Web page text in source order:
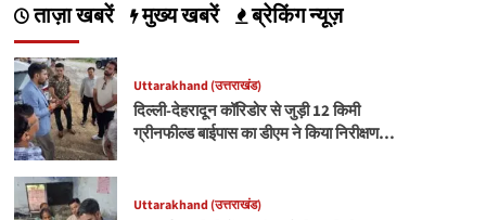
ताज़ा खबरें मुख्य खबरें ब्रेकिंग न्यूज़
Uttarakhand (उत्तराखंड)
दिल्ली-देहरादून कॉरिडोर से जुड़ी 12 किमी
ग्रीनफील्ड बाईपास का डीएम ने किया निरीक्षण…
Uttarakhand (उत्तराखंड)